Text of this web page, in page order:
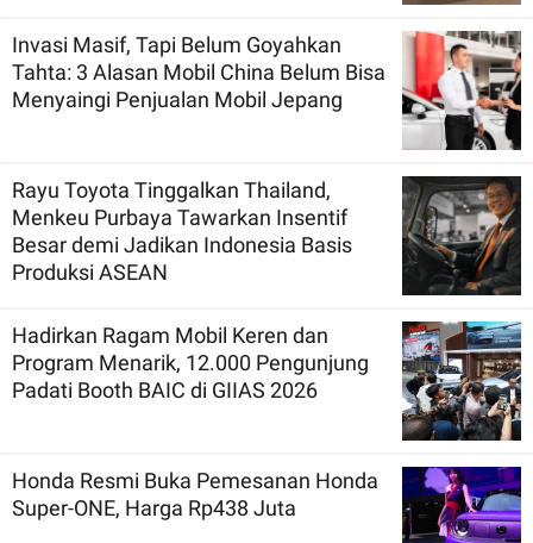
Invasi Masif, Tapi Belum Goyahkan
Tahta: 3 Alasan Mobil China Belum Bisa
Menyaingi Penjualan Mobil Jepang
Rayu Toyota Tinggalkan Thailand,
Menkeu Purbaya Tawarkan Insentif
Besar demi Jadikan Indonesia Basis
Produksi ASEAN
Hadirkan Ragam Mobil Keren dan
Program Menarik, 12.000 Pengunjung
Padati Booth BAIC di GIIAS 2026
Honda Resmi Buka Pemesanan Honda
Super-ONE, Harga Rp438 Juta